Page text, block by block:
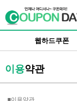
웹하드쿠폰
이용약관
■이용약관